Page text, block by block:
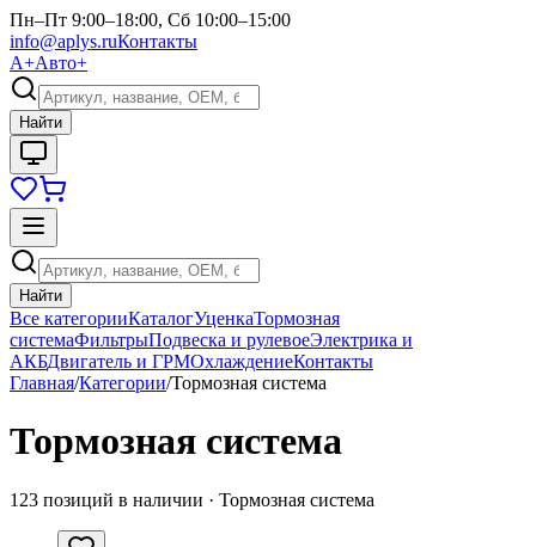
Пн–Пт 9:00–18:00, Сб 10:00–15:00
info@aplys.ruКонтакты
А+Авто+
Найти
Найти
Все категорииКаталогУценкаТормозная
системаФильтрыПодвеска и рулевоеЭлектрика и
АКБДвигатель и ГРМОхлаждениеКонтакты
Главная/Категории/Тормозная система
Тормозная система
123 позиций в наличии · Тормозная система